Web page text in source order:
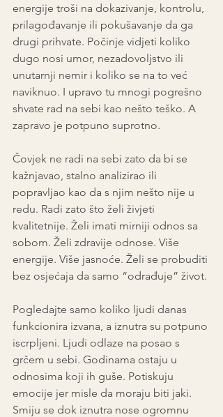
energije troši na dokazivanje, kontrolu,
prilagođavanje ili pokušavanje da ga
drugi prihvate. Počinje vidjeti koliko
dugo nosi umor, nezadovoljstvo ili
unutarnji nemir i koliko se na to već
naviknuo. I upravo tu mnogi pogrešno
shvate rad na sebi kao nešto teško. A
zapravo je potpuno suprotno.
Čovjek ne radi na sebi zato da bi se
kažnjavao, stalno analizirao ili
popravljao kao da s njim nešto nije u
redu. Radi zato što želi živjeti
kvalitetnije. Želi imati mirniji odnos sa
sobom. Želi zdravije odnose. Više
energije. Više jasnoće. Želi se probuditi
bez osjećaja da samo “odrađuje” život.
Pogledajte samo koliko ljudi danas
funkcionira izvana, a iznutra su potpuno
iscrpljeni. Ljudi odlaze na posao s
grčem u sebi. Godinama ostaju u
odnosima koji ih guše. Potiskuju
emocije jer misle da moraju biti jaki.
Smiju se dok iznutra nose ogromnu